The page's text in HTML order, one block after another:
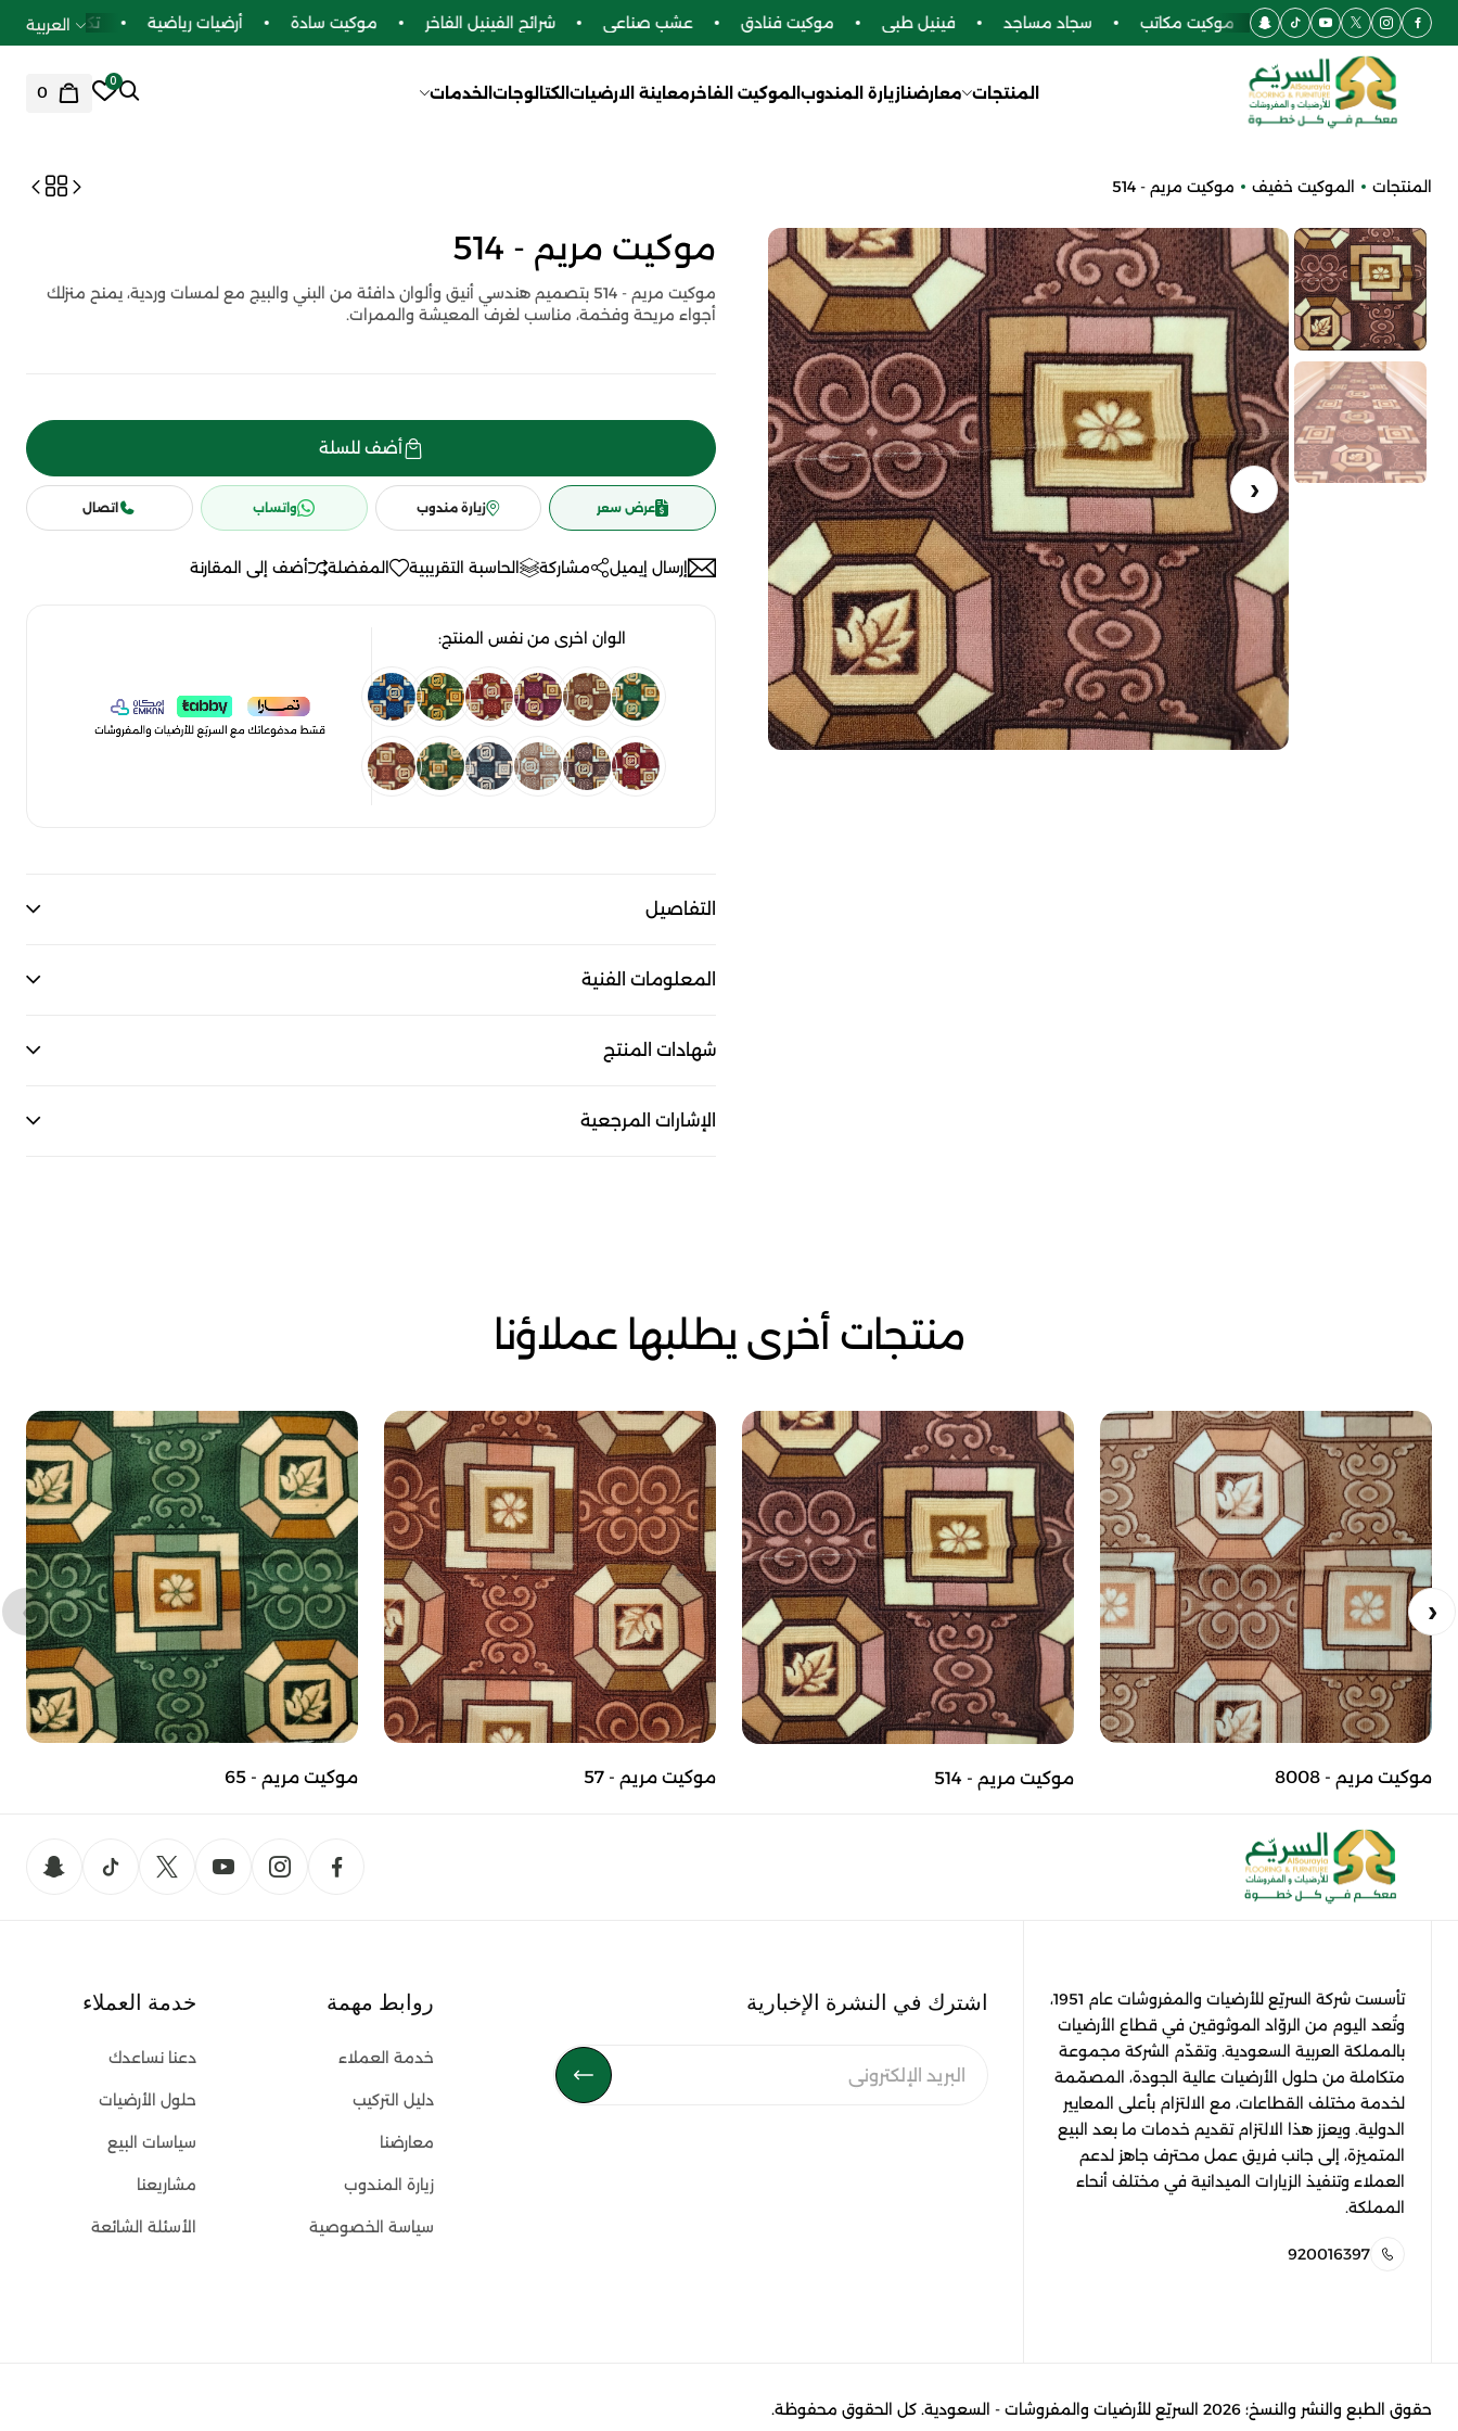
أرضيات SPC موكيت مكاتب سجاد مساجد فينيل طبي موكيت فنادق عشب صناعي شرائح الفينيل الفاخر موكيت سادة أرضيات رياضية تكسيات بديل
العربية
المنتجات معارضنا زيارة المندوب الموكيت الفاخرمعاينة الارضيات الكتالوجات الخدمات
0
0
المنتجات الموكيت خفيف موكيت مريم - 514
موكيت مريم - 514
موكيت مريم - 514 بتصميم هندسي أنيق وألوان دافئة من البني والبيج مع لمسات وردية، يمنح منزلك
أجواء مريحة وفخمة، مناسب لغرف المعيشة والممرات.
أضف للسلة
عرض سعر زيارة مندوب واتساب اتصال
إرسال إيميل مشاركة الحاسبة التقريبية المفضلة أضف إلى المقارنة
الوان اخرى من نفس المنتج:
التفاصيل
المعلومات الفنية
شهادات المنتج
الإشارات المرجعية
منتجات أخرى يطلبها عملاؤنا
موكيت مريم - 65 موكيت مريم - 57 موكيت مريم - 514 موكيت مريم - 8008
تأسست شركة السريّع للأرضيات والمفروشات عام 1951،
وتُعد اليوم من الروّاد الموثوقين في قطاع الأرضيات
بالمملكة العربية السعودية. وتقدّم الشركة مجموعة
متكاملة من حلول الأرضيات عالية الجودة، المصمّمة
لخدمة مختلف القطاعات، مع الالتزام بأعلى المعايير
الدولية. ويعزز هذا الالتزام تقديم خدمات ما بعد البيع
المتميزة، إلى جانب فريق عمل محترف جاهز لدعم
العملاء وتنفيذ الزيارات الميدانية في مختلف أنحاء
المملكة.
920016397
اشترك في النشرة الإخبارية روابط مهمة
خدمة العملاء
دليل التركيب
معارضنا
زيارة المندوب
سياسة الخصوصية
خدمة العملاء
دعنا نساعدك
حلول الأرضيات
سياسات البيع
مشاريعنا
الأسئلة الشائعة
حقوق الطبع والنشر والنسخ؛ 2026 السريّع للأرضيات والمفروشات - السعودية. كل الحقوق محفوظة.